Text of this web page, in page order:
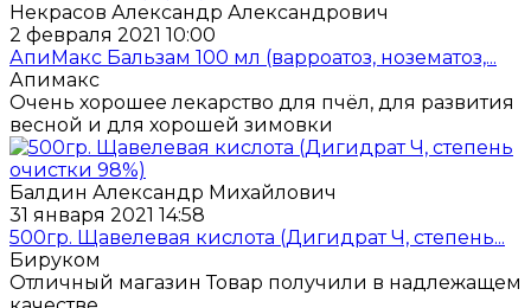
Некрасов Александр Александрович
2 февраля 2021 10:00
АпиМакс Бальзам 100 мл (варроатоз, нозематоз,...
Апимакс
Очень хорошее лекарство для пчёл, для развития
весной и для хорошей зимовки
Балдин Александр Михайлович
31 января 2021 14:58
500гр. Щавелевая кислота (Дигидрат Ч, степень...
Бируком
Отличный магазин Товар получили в надлежащем